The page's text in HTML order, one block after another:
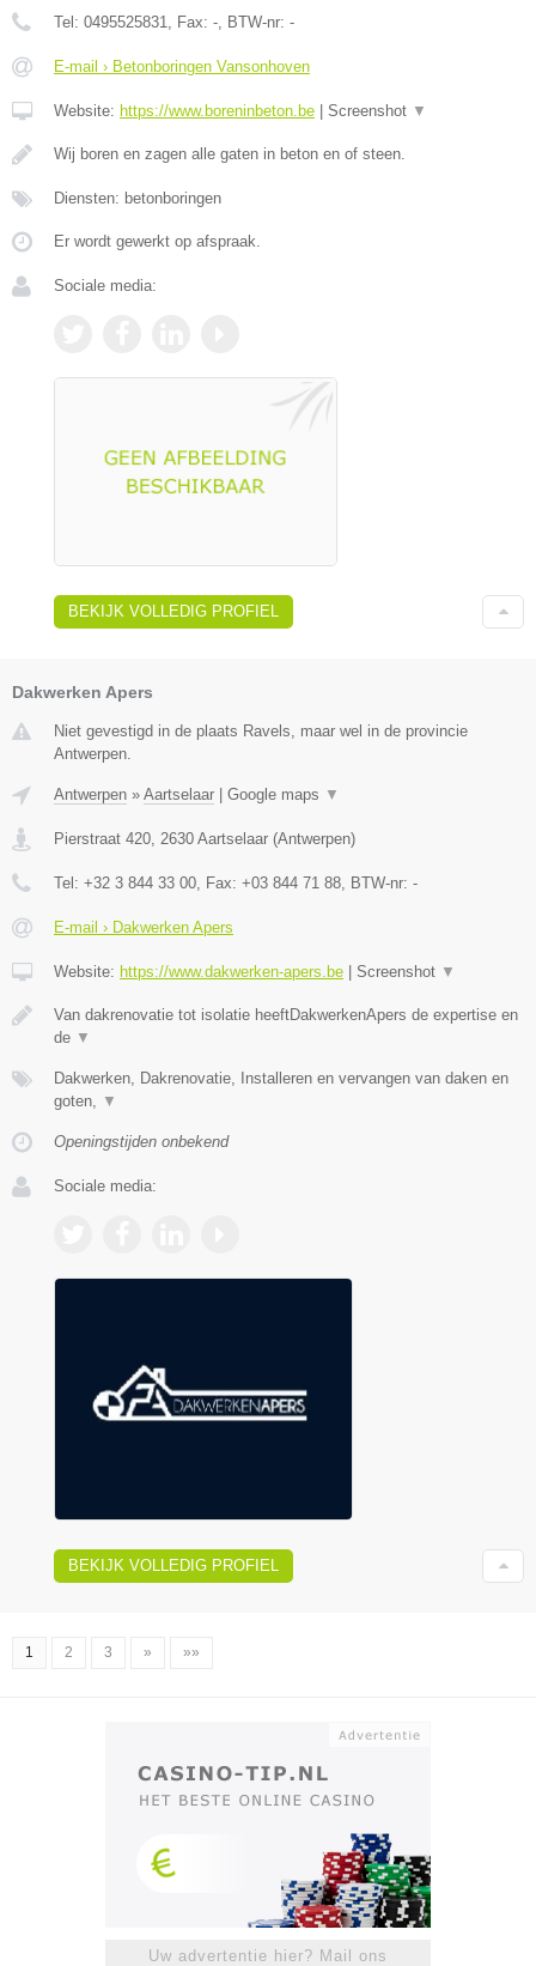
Tel: 0495525831 , Fax: - , BTW-nr: -
E-mail › Betonboringen Vansonhoven
Website: https://www.boreninbeton.be | Screenshot ▼
Wij boren en zagen alle gaten in beton en of steen.
Diensten: betonboringen
Er wordt gewerkt op afspraak.
Sociale media:
BEKIJK VOLLEDIG PROFIEL
Dakwerken Apers
Niet gevestigd in de plaats Ravels, maar wel in de provincie
Antwerpen.
Antwerpen » Aartselaar Google maps ▼
Pierstraat 420, 2630 Aartselaar (Antwerpen)
Tel: +32 3 844 33 00, Fax: +03 844 71 88, BTW-nr: -
E-mail › Dakwerken Apers
Website: https://www.dakwerken-apers.be Screenshot ▼
Van dakrenovatie tot isolatie heeftDakwerkenApers de expertise en
de ▼
Dakwerken, Dakrenovatie, Installeren en vervangen van daken en
goten, ▼
Openingstijden onbekend
Sociale media:
BEKIJK VOLLEDIG PROFIEL
1 2 3 » »»
Uw advertentie hier? Mail ons